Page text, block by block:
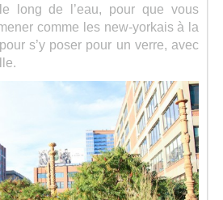
long de l’eau, pour que vous
comme les new-yorkais à la
s’y poser pour un verre, avec